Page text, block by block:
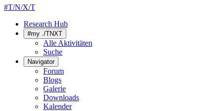
#T/N/X/T
Research Hub
#my ./TNXT
Alle Aktivitäten
Suche
Navigator
Forum
Blogs
Galerie
Downloads
Kalender